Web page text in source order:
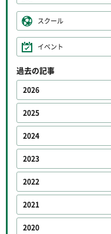
スクール
イベント
過去の記事
2026
2025
2024
2023
2022
2021
2020